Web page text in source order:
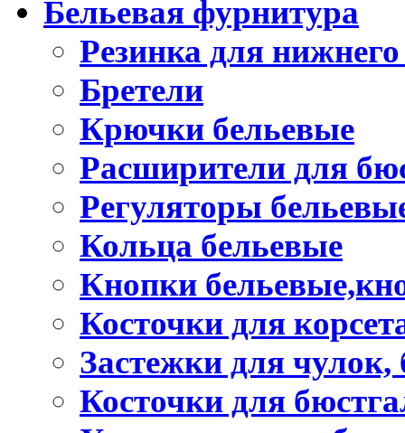
Бельевая фурнитура
Резинка для
Бретели
Крючки бельевые
Расширители для
Регуляторы
Кольца бельевые
Кнопки
Косточки для
Застежки для чулок,
Косточки для